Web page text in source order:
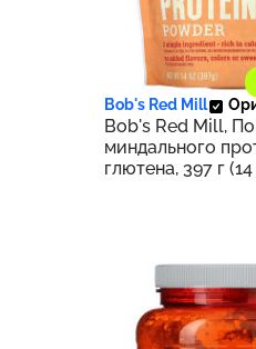
2 152 ₽
Bob's Red Mill
Bob's Red Mill,
миндального
глютена, 397 г